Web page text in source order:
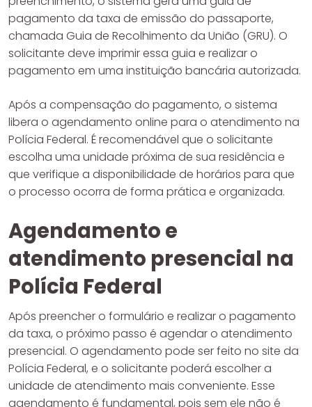
pagamento da taxa de emissão do passaporte,
chamada Guia de Recolhimento da União (GRU). O
solicitante deve imprimir essa guia e realizar o
pagamento em uma instituição bancária autorizada.
Após a compensação do pagamento, o sistema
libera o agendamento online para o atendimento na
Polícia Federal. É recomendável que o solicitante
escolha uma unidade próxima de sua residência e
que verifique a disponibilidade de horários para que
o processo ocorra de forma prática e organizada.
Agendamento e
atendimento presencial na
Polícia Federal
Após preencher o formulário e realizar o pagamento
da taxa, o próximo passo é agendar o atendimento
presencial. O agendamento pode ser feito no site da
Polícia Federal, e o solicitante poderá escolher a
unidade de atendimento mais conveniente. Esse
agendamento é fundamental, pois sem ele não é